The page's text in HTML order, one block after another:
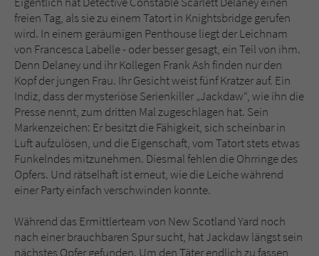
freien Tag, als sie zu einem Tatort in Knightsbridge gerufen
wird. In einem geräumigen Penthouse liegt der Leichnam
von Francesca Labelle - oder besser gesagt, ein Teil von ihm.
Denn Delaney und ihr Kollegen Frank Ash finden nur den
Kopf der jungen Frau. Ihr Gesicht weist fünf Kratzer auf. Ein
Indiz, dass der mysteriöse Serienkiller „Jackdaw“, wie ihn die
Presse nennt, zum dritten Mal zugeschlagen hat. Sein
Markenzeichen: Er besitzt die Fähigkeit, sich scheinbar in
Luft aufzulösen, und die Eigenschaft, vom Tatort stets etwas
Funkelndes mitzunehmen. Diesmal fehlen die Ohrringe des
Opfers. Und rätselhaft ist erneut, wie die Leiche während
einer Party einfach verschwinden konnte.
Während das Ermittlerteam von New Scotland Yard noch
nach einer brauchbaren Spur sucht, hat Jackdaw längst sein
nächstes Opfer gefunden. Um den Täter endlich zu fassen,
Sicherheitscode des Kontaktformulars zu
überprüfen.